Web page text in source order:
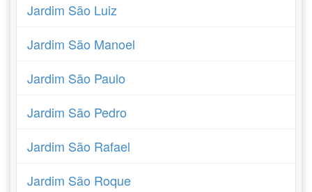
Jardim São Luiz
Jardim São Manoel
Jardim São Paulo
Jardim São Pedro
Jardim São Rafael
Jardim São Roque